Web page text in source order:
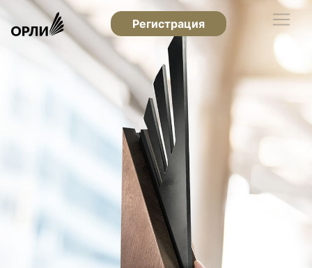
Регистрация